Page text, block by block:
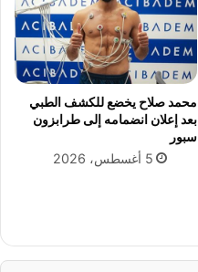
محمد صلاح يخضع للكشف الطبي
بعد إعلان انضمامه إلى طرابزون
سبور
5 أغسطس، 2026